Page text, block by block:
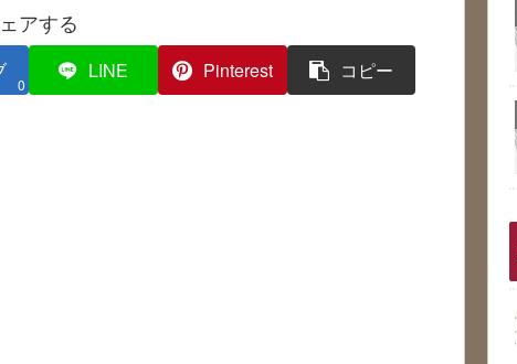
アする
0
LINE Pinterest コピー